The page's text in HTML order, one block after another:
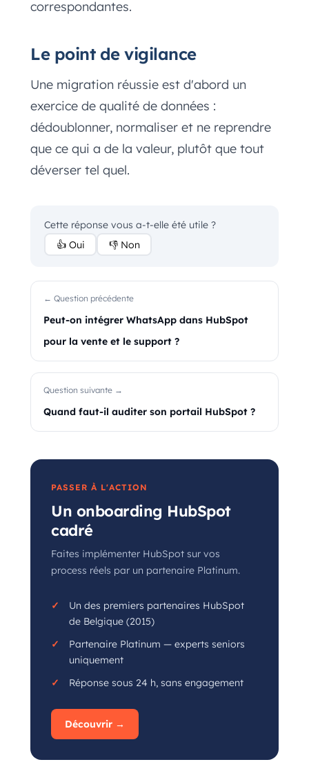
correspondantes.
Le point de vigilance
Une migration réussie est d'abord un
exercice de qualité de données :
dédoublonner, normaliser et ne reprendre
que ce qui a de la valeur, plutôt que tout
déverser tel quel.
Cette réponse vous a-t-elle été utile ?
👍 Oui
👎 Non
← Question précédente
Peut-on intégrer WhatsApp dans HubSpot
pour la vente et le support ?
Question suivante →
Quand faut-il auditer son portail HubSpot ?
PASSER À L'ACTION
Un onboarding HubSpot
cadré
Faites implémenter HubSpot sur vos
process réels par un partenaire Platinum.
Un des premiers partenaires HubSpot
de Belgique (2015)
Partenaire Platinum — experts seniors
uniquement
Réponse sous 24 h, sans engagement
Découvrir →